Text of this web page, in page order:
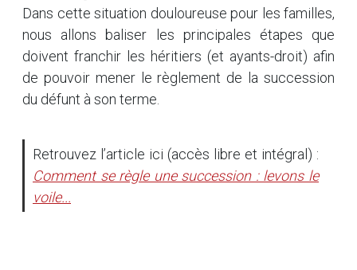
Dans cette situation douloureuse pour les familles,
nous allons baliser les principales étapes que
doivent franchir les héritiers (et ayants-droit) afin
de pouvoir mener le règlement de la succession
du défunt à son terme.
Retrouvez l’article ici (accès libre et intégral) :
Comment se règle une succession : levons le
voile...